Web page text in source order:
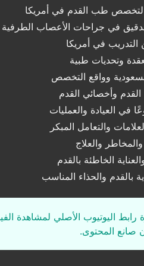
لتخصص طب القدم في أمريكا
في جراحات الأعصاب الطرفية
في أمريكا
وتحديات طبية
وواقع التخصص
وأخصائي القدم
في العيادة والعمليات
والتعامل المبكر
والمخاطر والعلاج
الخاطئة بالقدم
بالقدم والحذاء المناسب
رابط اليوتيوب الأصلي لمشاهدة
صانع المحتوى.